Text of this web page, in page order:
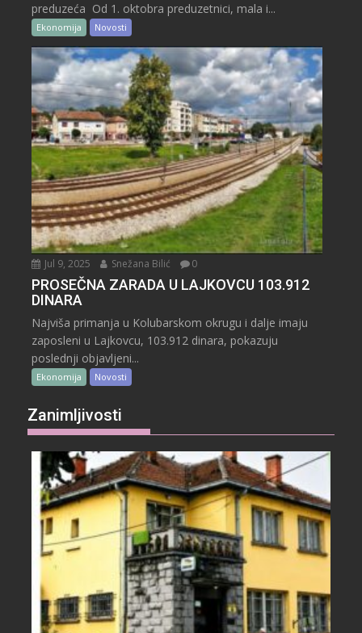
preduzeća Od 1. oktobra preduzetnici, mala i...
Ekonomija Novosti
Jul 9, 2025 Snežana Bilić 0
PROSEČNA ZARADA U LAJKOVCU 103.912
DINARA
Najviša primanja u Kolubarskom okrugu i dalje imaju
zaposleni u Lajkovcu, 103.912 dinara, pokazuju
poslednji objavljeni...
Ekonomija Novosti
Zanimljivosti